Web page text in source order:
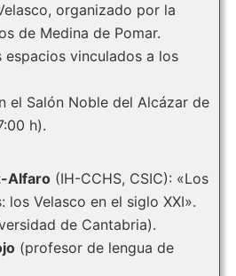
organizado por la
de Medina de Pomar.
espacios vinculados a los
el Salón Noble del Alcázar de
h).
Alfaro(IH-CCHS, CSIC): «Los
los Velasco en el siglo XXI».
de Cantabria).
(profesor de lengua de